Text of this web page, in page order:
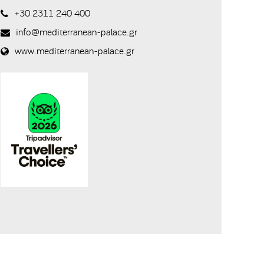
+30 2311 240 400
info@mediterranean-palace.gr
www.mediterranean-palace.gr